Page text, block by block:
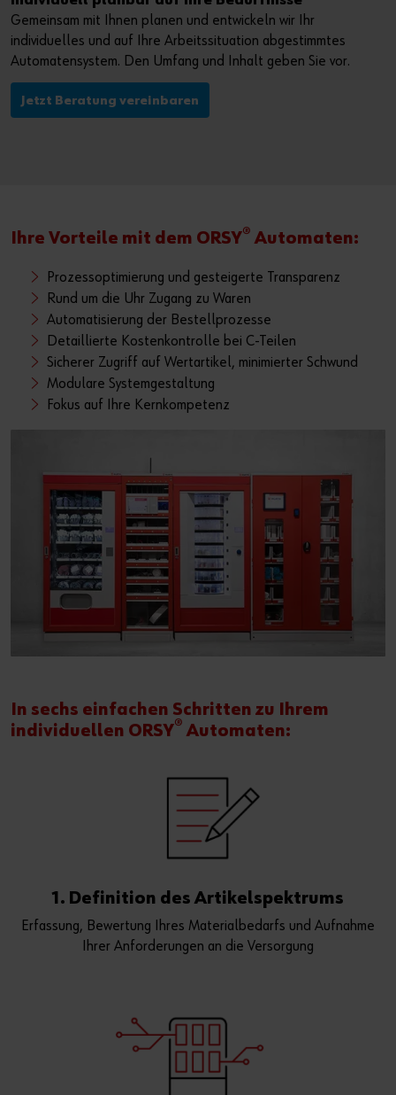
Gemeinsam mit Ihnen planen und entwickeln wir Ihr
individuelles und auf Ihre Arbeitssituation abgestimmtes
Automatensystem. Den Umfang und Inhalt geben Sie vor.
Jetzt Beratung vereinbaren
Ihre Vorteile mit dem ORSY® Automaten:
Prozessoptimierung und gesteigerte Transparenz
Rund um die Uhr Zugang zu Waren
Automatisierung der Bestellprozesse
Detaillierte Kostenkontrolle bei C-Teilen
Sicherer Zugriff auf Wertartikel, minimierter Schwund
Modulare Systemgestaltung
Fokus auf Ihre Kernkompetenz
In sechs einfachen Schritten zu Ihrem
individuellen ORSY® Automaten:
1. Definition des Artikelspektrums
Erfassung, Bewertung Ihres Materialbedarfs und Aufnahme
Ihrer Anforderungen an die Versorgung